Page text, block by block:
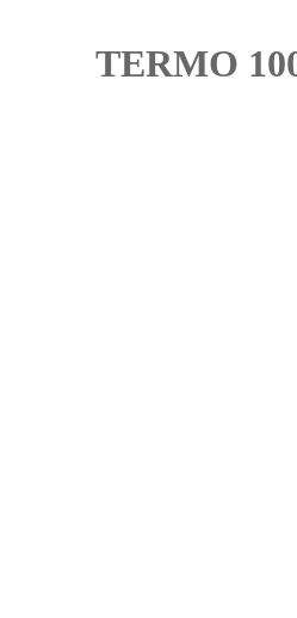
TERMO